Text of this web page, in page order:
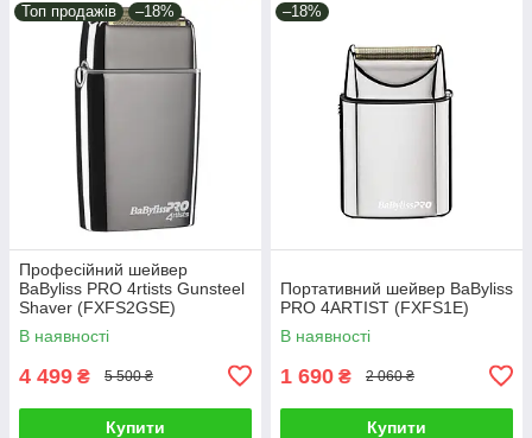
Топ продажів –18%
Професійний шейвер
BaByliss PRO 4rtists Gunsteel
Shaver (FXFS2GSE)
В наявності
4 499 ₴ 5 500 ₴
Купити
–18%
Портативний шейвер BaByliss
PRO 4ARTIST (FXFS1E)
В наявності
1 690 ₴ 2 060 ₴
Купити